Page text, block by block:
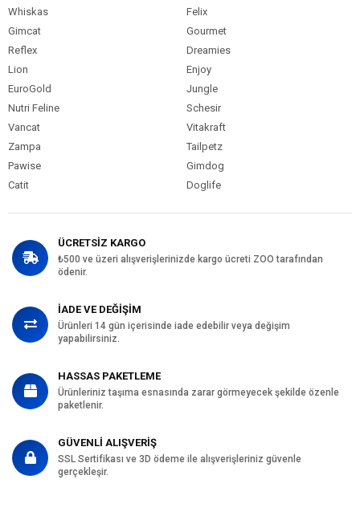
Whiskas
Felix
Gimcat
Gourmet
Reflex
Dreamies
Lion
Enjoy
EuroGold
Jungle
Nutri Feline
Schesir
Vancat
Vitakraft
Zampa
Tailpetz
Pawise
Gimdog
Catit
Doglife
ÜCRETSİZ KARGO
₺500 ve üzeri alışverişlerinizde kargo ücreti ZOO tarafından
ödenir.
İADE VE DEĞİŞİM
Ürünleri 14 gün içerisinde iade edebilir veya değişim
yapabilirsiniz.
HASSAS PAKETLEME
Ürünleriniz taşıma esnasında zarar görmeyecek şekilde özenle
paketlenir.
GÜVENLİ ALIŞVERİŞ
SSL Sertifikası ve 3D ödeme ile alışverişleriniz güvenle
gerçekleşir.